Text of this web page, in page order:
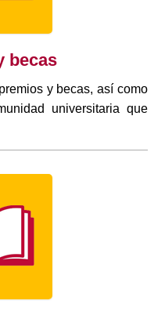
becas
y becas, así como
universitaria que